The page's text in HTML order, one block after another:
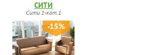
-15%
СИТИ
Сити 1-кат.1